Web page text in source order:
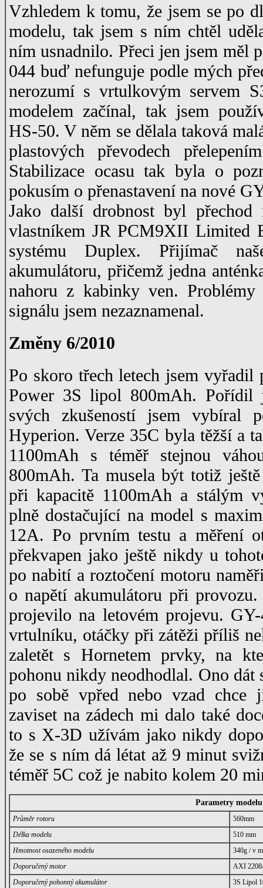
Vzhledem k tomu, že jsem se po
modelu, tak jsem s ním chtěl
ním usnadnilo. Přeci jen jsem měl
044 buď nefunguje podle mých
nerozumí s vrtulkovým servem
modelem začínal, tak jsem
HS-50. V něm se dělala taková
plastových převodech
Stabilizace ocasu tak byla o
pokusím o přenastavení na nové
Jako další drobnost byl
vlastníkem JR PCM9XII Limited
systému Duplex. Přijímač
akumulátoru, přičemž jedna
nahoru z kabinky ven.
signálu jsem nezaznamenal.
Změny 6/2010
Po skoro třech letech jsem
Power 3S lipol 800mAh. Pořídil
svých zkušeností jsem vybíral
Hyperion. Verze 35C byla těžší a
1100mAh s téměř stejnou
800mAh. Ta musela být totiž
při kapacitě 1100mAh a stálým
plně dostačující na model s
12A. Po prvním testu a měření
překvapen jako ještě nikdy u
po nabití a roztočení motoru
o napětí akumulátoru při
projevilo na letovém projevu.
vrtulníku, otáčky při zátěži příliš
zaletět s Hornetem prvky, na
pohonu nikdy neodhodlal. Ono dát
po sobě vpřed nebo vzad chce
zaviset na zádech mi dalo také
to s X-3D užívám jako nikdy
že se s ním dá létat až 9 minut
téměř 5C což je nabito kolem 20
Parametry modelu
Průměr rotoru
560mm
Délka modelu
510 mm
Hmotnost osazeného modelu
340g / v
Doporučený motor
AXI
Doporučený pohonný akumulátor
3S Lipol